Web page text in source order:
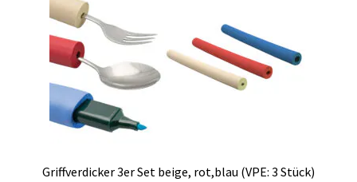
Optionen
können
auf
Griffverdicker 3er Set beige, rot,blau (VPE: 3 Stück)